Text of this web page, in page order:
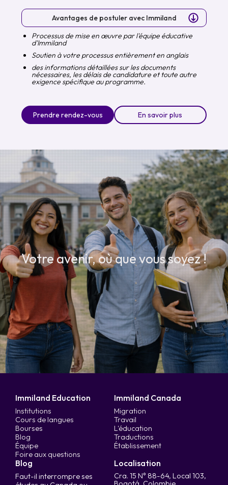
Avantages de postuler avec Immiland
Processus de mise en œuvre par l'équipe éducative
d'Immiland
Soutien à votre processus entièrement en anglais
des informations détaillées sur les documents
nécessaires, les délais de candidature et toute autre
exigence spécifique au programme.
Prendre rendez-vous En savoir plus
Votre avenir, où que vous soyez !
Immiland Education
Institutions
Cours de langues
Bourses
Blog
Équipe
Foire aux questions
Immiland Canada
Migration
Travail
L'éducation
Traductions
Établissement
Blog
Faut-il interrompre ses
Localisation
Cra. 15 N° 88-64, Local 103,